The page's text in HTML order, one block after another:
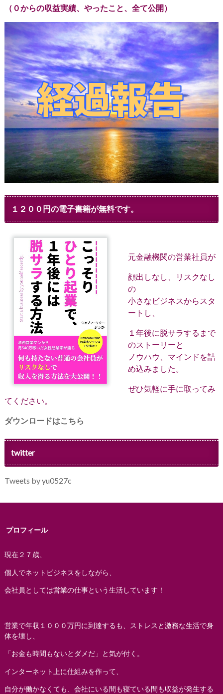
（０からの収益実績、やったこと、全て公開）
１２００円の電子書籍が無料です。
元金融機関の営業社員が
顔出しなし、リスクなし
の
小さなビジネスからスタ
ートし、
１年後に脱サラするまで
のストーリーと
ノウハウ、マインドを詰
め込みました。
ぜひ気軽に手に取ってみ
てください。
ダウンロードはこちら
twitter
Tweets by yu0527c
プロフィール
現在２７歳、
個人でネットビジネスをしながら、
会社員としては営業の仕事という生活しています！
営業で年収１０００万円に到達するも、ストレスと激務な生活で身
体を壊し、
「お金も時間もないとダメだ」と気が付く。
インターネット上に仕組みを作って、
自分が働かなくても、会社にいる間も寝ている間も収益が発生する